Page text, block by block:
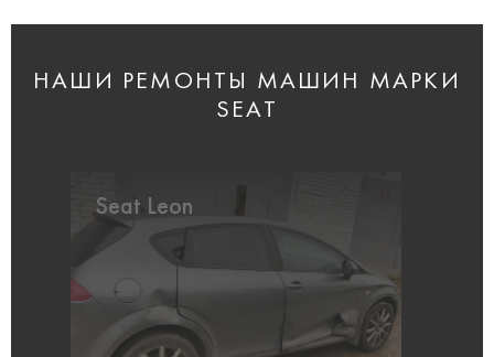
НАШИ РЕМОНТЫ МАШИН МАРКИ
SEAT
Seat Leon